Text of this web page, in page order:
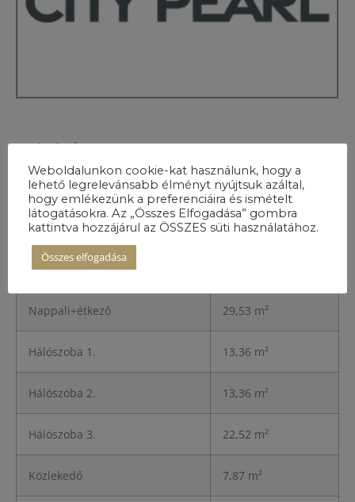
A lakás
részletei
Előszoba 3,78 m²
Konyha
Nappali+étkező 29,53 m²
Hálószoba 1. 13,36 m²
Hálószoba 2. 13,36 m²
Hálószoba 3. 22,52 m²
Közlekedő 7,87 m²
Weboldalunkon cookie-kat használunk, hogy a
lehető legrelevánsabb élményt nyújtsuk azáltal,
hogy emlékezünk a preferenciáira és ismételt
látogatásokra. Az „Összes Elfogadása” gombra
kattintva hozzájárul az ÖSSZES süti használatához.
Összes elfogadása